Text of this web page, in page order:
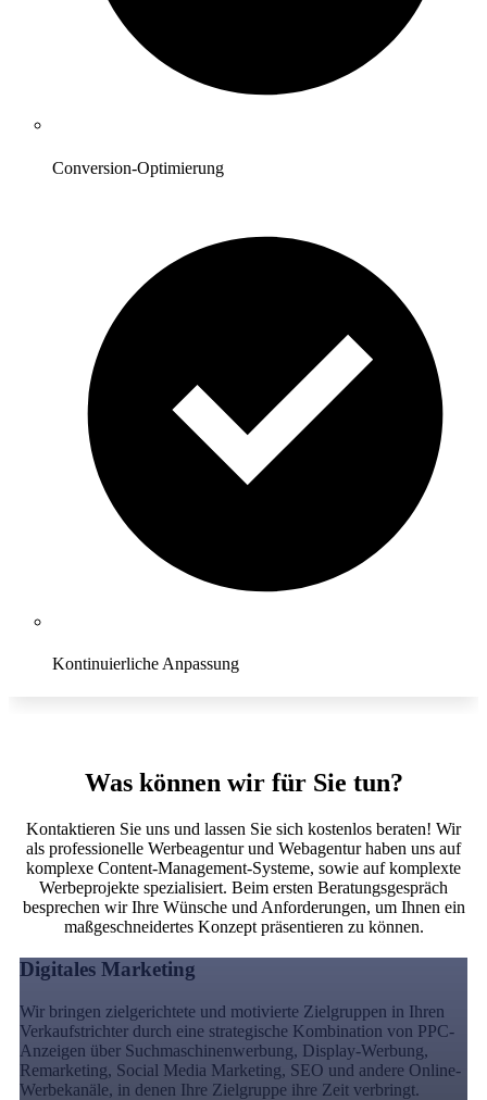
Conversion-Optimierung
Kontinuierliche Anpassung
Was können wir für Sie tun?
Kontaktieren Sie uns und lassen Sie sich kostenlos beraten! Wir
als professionelle Werbeagentur und Webagentur haben uns auf
komplexe Content-Management-Systeme, sowie auf komplexte
Werbeprojekte spezialisiert. Beim ersten Beratungsgespräch
besprechen wir Ihre Wünsche und Anforderungen, um Ihnen ein
maßgeschneidertes Konzept präsentieren zu können.
Digitales Marketing
Wir bringen zielgerichtete und motivierte Zielgruppen in Ihren
Verkaufstrichter durch eine strategische Kombination von PPC-
Anzeigen über Suchmaschinenwerbung, Display-Werbung,
Remarketing, Social Media Marketing, SEO und andere Online-
Werbekanäle, in denen Ihre Zielgruppe ihre Zeit verbringt.